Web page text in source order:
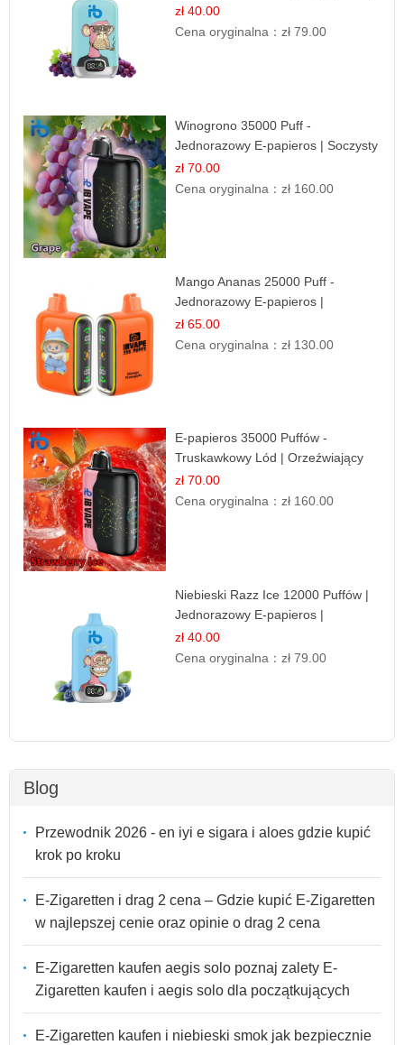
Owocowy Miks
zł 40.00
Cena oryginalna：zł 79.00
Winogrono 35000 Puff -
Jednorazowy E-papieros | Soczysty
Smak Winogron
zł 70.00
Cena oryginalna：zł 160.00
Mango Ananas 25000 Puff -
Jednorazowy E-papieros |
Egzotyczny Smak
zł 65.00
Cena oryginalna：zł 130.00
E-papieros 35000 Puffów -
Truskawkowy Lód | Orzeźwiający
Smak
zł 70.00
Cena oryginalna：zł 160.00
Niebieski Razz Ice 12000 Puffów |
Jednorazowy E-papieros |
Jagodowy Chłód
zł 40.00
Cena oryginalna：zł 79.00
Blog
Przewodnik 2026 - en iyi e sigara i aloes gdzie kupić
krok po kroku
E-Zigaretten i drag 2 cena – Gdzie kupić E-Zigaretten
w najlepszej cenie oraz opinie o drag 2 cena
E-Zigaretten kaufen aegis solo poznaj zalety E-
Zigaretten kaufen i aegis solo dla początkujących
E-Zigaretten kaufen i niebieski smok jak bezpiecznie